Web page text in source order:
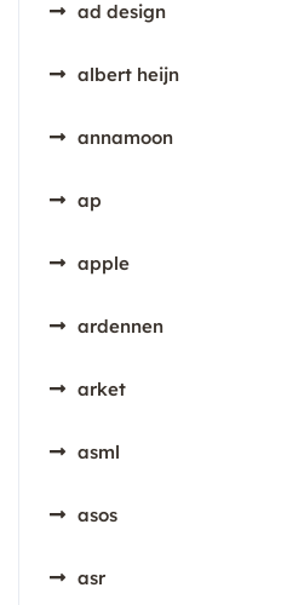
ad design
albert heijn
annamoon
ap
apple
ardennen
arket
asml
asos
asr